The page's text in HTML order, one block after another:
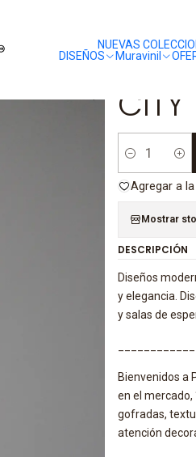
NUEVAS
DISEÑOS
Muravinil
Cantidad
Agregar a
Mostrar
DESCRIPCIÓN
Diseños
y elegancia.
y salas de
Bienvenidos a
en el mercado,
gofradas,
atención